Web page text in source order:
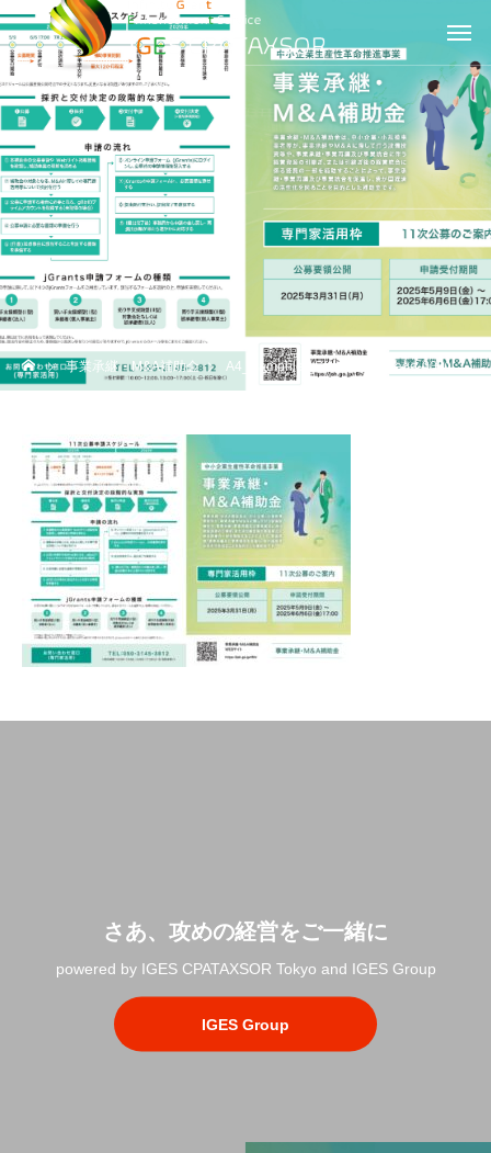
事業承継・M&A補助金 A4_Pamphlet_Senmonka_page-0001
さあ、攻めの経営をご一緒に
powered by IGES CPATAXSOR Tokyo and IGES Group
IGES Group